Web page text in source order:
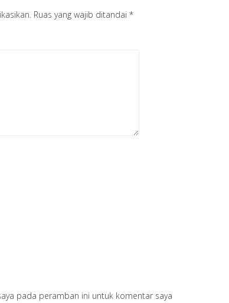
Ruas yang wajib ditandai*
pada peramban ini untuk komentar saya